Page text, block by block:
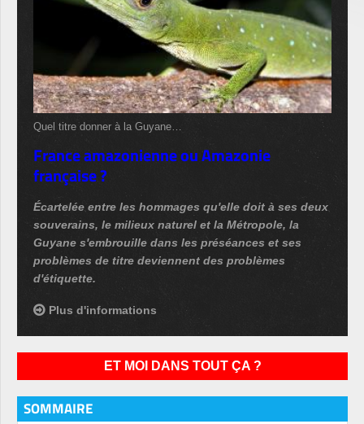
Quel titre donner à la Guyane…
France amazonienne ou Amazonie
française ?
Écartelée entre les hommages qu'elle doit à ses deux
souverains, le milieux naturel et la Métropole, la
Guyane s'embrouille dans les préséances et ses
problèmes de titre deviennent des problèmes
d'étiquette.
Plus d'informations
ET MOI DANS TOUT ÇA ?
SOMMAIRE